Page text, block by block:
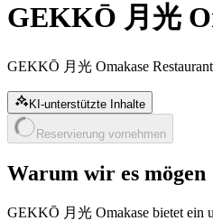
GEKKŌ 月光
GEKKŌ 月光 Omakase
KI-unterstützte Inhalte
Reservierung vornehmen
Warum wir es mögen
GEKKŌ 月光 Omakase bietet ein